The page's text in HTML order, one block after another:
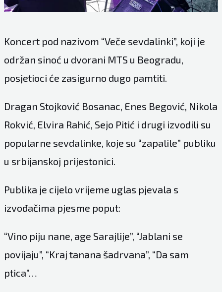
Koncert pod nazivom “Veče sevdalinki”, koji je
održan sinoć u dvorani MTS u Beogradu,
posjetioci će zasigurno dugo pamtiti.
Dragan Stojković Bosanac, Enes Begović, Nikola
Rokvić, Elvira Rahić, Sejo Pitić i drugi izvodili su
popularne sevdalinke, koje su “zapalile” publiku
u srbijanskoj prijestonici.
Publika je cijelo vrijeme uglas pjevala s
izvođačima pjesme poput:
“Vino piju nane, age Sarajlije”, “Jablani se
povijaju”, “Kraj tanana šadrvana”, “Da sam
ptica”…